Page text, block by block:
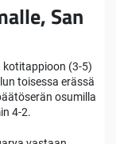
San
kotitappioon (3-5)
toisessa erässä
osumilla
4-2.